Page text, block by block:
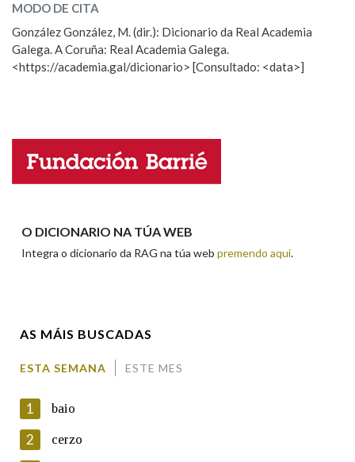
ESCOLLE UNHA OPCIÓN:
Observación Hai un erro na palabra
Propoño mellorar a definición
Nome
MODO DE CITA
González González, M. (dir.): Dicionario da Real Academia
Galega. A Coruña: Real Academia Galega.
<https://academia.gal/dicionario> [Consultado: <data>]
O DICIONARIO NA TÚA WEB
Integra o dicionario da RAG na túa web premendo aquí.
AS MÁIS BUSCADAS
ESTA SEMANA ESTE MES
1 baio
2 cerzo